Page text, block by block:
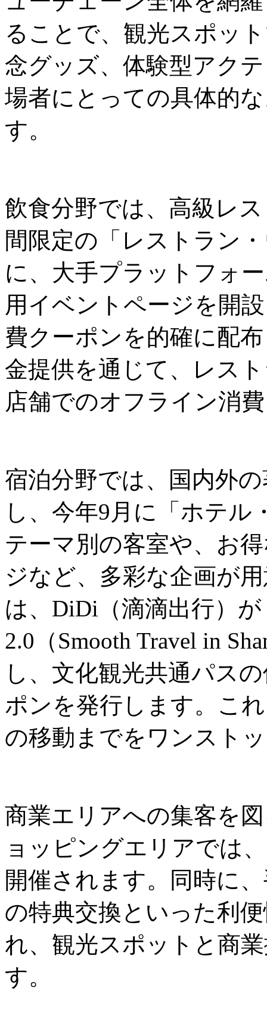
ることで、観光スポッ
念グッズ、体験型アク
場者にとっての具体的
す。
飲食分野では、高級レ
間限定の「レストラン
に、大手プラットフォ
用イベントページを開
費クーポンを的確に配
金提供を通じて、レス
店舗でのオフライン消
宿泊分野では、国内外
し、今年9月に「ホテル
テーマ別の客室や、お
ジなど、多彩な企画が
は、DiDi（滴滴出行）
2.0（Smooth Travel in
し、文化観光共通パス
ポンを発行します。こ
の移動までをワンスト
商業エリアへの集客を
ョッピングエリアでは
開催されます。同時に
の特典交換といった利
れ、観光スポットと商
す。